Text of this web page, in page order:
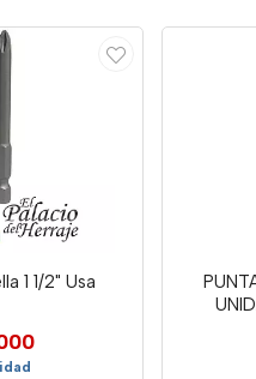
1 1/2" Usa